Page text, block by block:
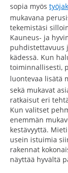
sopia myös
mukavana
tekemistäsi
Kauneus- ja
puhdistettavuus
kädessä. Kun
toiminnallisesti,
luontevaa lisätä
sekä mukavat
ratkaisut eri
Kun valitset
enemmän
kestävyyttä.
usein istuimia
rakennat
näyttää hyvältä